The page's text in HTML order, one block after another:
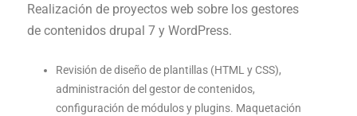
Realización de proyectos web sobre los gestores
de contenidos drupal 7 y WordPress.
Revisión de diseño de plantillas (HTML y CSS),
administración del gestor de contenidos,
configuración de módulos y plugins. Maquetación